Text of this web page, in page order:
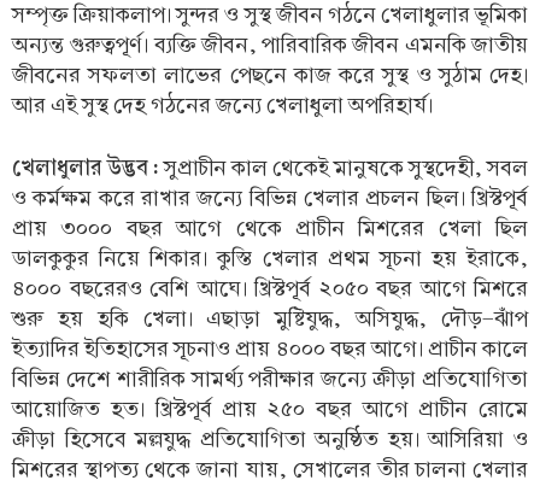
সম্পৃক্ত ক্রিয়াকলাপ। সুন্দর ও সুস্থ জীবন গঠনে খেলাধুলার ভূমিকা
অন্যন্ত গুরুত্বপূর্ণ। ব্যক্তি জীবন, পারিবারিক জীবন এমনকি জাতীয়
জীবনের সফলতা লাভের পেছনে কাজ করে সুস্থ ও সুঠাম দেহ।
আর এই সুস্থ দেহ গঠনের জন্যে খেলাধুলা অপরিহার্য।
খেলাধুলার উদ্ভব :সুপ্রাচীন কাল থেকেই মানুষকে সুস্থদেহী, সবল
ও কর্মক্ষম করে রাখার জন্যে বিভিন্ন খেলার প্রচলন ছিল। খ্রিস্টপূর্ব
প্রায় ৩০০০ বছর আগে থেকে প্রাচীন মিশরের খেলা ছিল
ডালকুকুর নিয়ে শিকার। কুস্তি খেলার প্রথম সূচনা হয় ইরাকে,
৪০০০ বছরেরও বেশি আঘে। খ্রিস্টপূর্ব ২০৫০ বছর আগে মিশরে
শুরু হয় হকি খেলা। এছাড়া মুষ্টিযুদ্ধ, অসিযুদ্ধ, দৌড়-ঝাঁপ
ইত্যাদির ইতিহাসের সূচনাও প্রায় ৪০০০ বছর আগে। প্রাচীন কালে
বিভিন্ন দেশে শারীরিক সামর্থ্য পরীক্ষার জন্যে ক্রীড়া প্রতিযোগিতা
আয়োজিত হত। খ্রিস্টপূর্ব প্রায় ২৫০ বছর আগে প্রাচীন রোমে
ক্রীড়া হিসেবে মল্লযুদ্ধ প্রতিযোগিতা অনুষ্ঠিত হয়। আসিরিয়া ও
মিশরের স্থাপত্য থেকে জানা যায়, সেখালের তীর চালনা খেলার